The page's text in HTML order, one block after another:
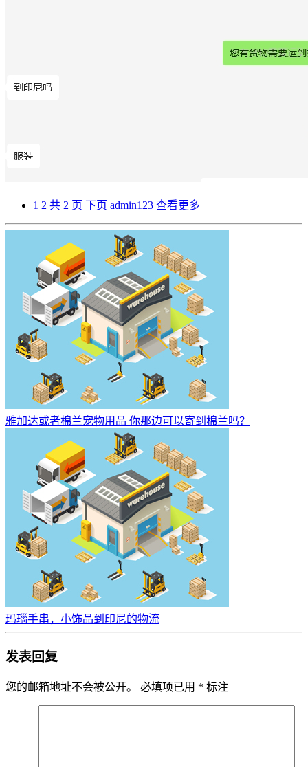
1 2 共 2 页 下页 admin123 查看更多
雅加达或者棉兰宠物用品 你那边可以寄到棉兰吗？
玛瑙手串，小饰品到印尼的物流
发表回复
您的邮箱地址不会被公开。 必填项已用 * 标注